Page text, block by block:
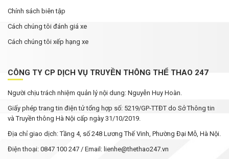
Chính sách biên tập
Cách chúng tôi đánh giá xe
Cách chúng tôi xếp hạng xe
CÔNG TY CP DỊCH VỤ TRUYỀN THÔNG THỂ THAO 247
Người chịu trách nhiệm quản lý nội dung: Nguyễn Huy Hoàn.
Giấy phép trang tin điện tử tổng hợp số: 5219/GP-TTĐT do Sở Thông tin
và Truyền thông Hà Nội cấp ngày 31/10/2019.
Địa chỉ giao dịch: Tầng 4, số 248 Lương Thế Vinh, Phường Đại Mỗ, Hà Nội.
Điện thoại: 0847 100 247 / Email: lienhe@thethao247.vn